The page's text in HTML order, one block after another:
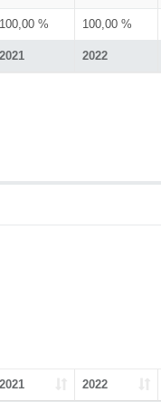
2021 2022
100,00 % 100,00 %
2021 2022